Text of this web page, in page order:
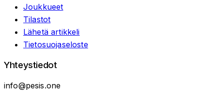
Joukkueet
Tilastot
Lähetä artikkeli
Tietosuojaseloste
Yhteystiedot
info@pesis.one